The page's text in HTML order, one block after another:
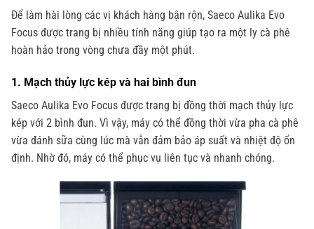
Để làm hài lòng các vị khách hàng bận rộn, Saeco Aulika Evo
Focus được trang bị nhiều tính năng giúp tạo ra một ly cà phê
hoàn hảo trong vòng chưa đầy một phút.
1. Mạch thủy lực kép và hai bình đun
Saeco Aulika Evo Focus được trang bị đồng thời mạch thủy lực
kép với 2 bình đun. Vì vậy, máy có thể đồng thời vừa pha cà phê
vừa đánh sữa cùng lúc mà vẫn đảm bảo áp suất và nhiệt độ ổn
định. Nhờ đó, máy có thể phục vụ liên tục và nhanh chóng.